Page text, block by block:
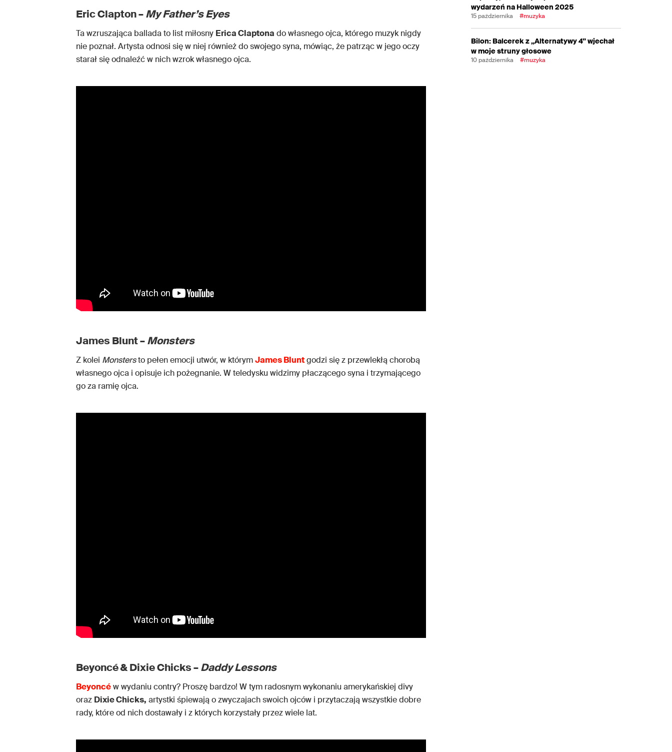
Eric Clapton –My Father’s Eyes
Ta wzruszająca ballada to list miłosny Erica Claptona do własnego ojca, którego muzyk nigdy
nie poznał. Artysta odnosi się w niej również do swojego syna, mówiąc, że patrząc w jego oczy
starał się odnaleźć w nich wzrok własnego ojca.
James Blunt –Monsters
Z kolei Monstersto pełen emocji utwór, w którymJames Bluntgodzi się z przewlekłą chorobą
własnego ojca i opisuje ich pożegnanie. W teledysku widzimy płaczącego syna i trzymającego
go za ramię ojca.
Beyoncé & Dixie Chicks –Daddy Lessons
Beyoncéw wydaniu contry? Proszę bardzo! W tym radosnym wykonaniu amerykańskiej divy
oraz Dixie Chicks, artystki śpiewają o zwyczajach swoich ojców i przytaczają wszystkie dobre
rady, które od nich dostawały i z których korzystały przez wiele lat.
wydarzeń na Halloween 2025
15 października #muzyka
Bilon: Balcerek z „Alternatywy 4” wjechał
w moje struny głosowe
10 października #muzyka